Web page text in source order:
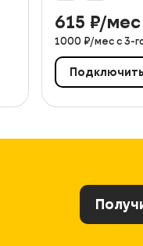
615 ₽/мес
1000 ₽/мес с 3-
Подключить